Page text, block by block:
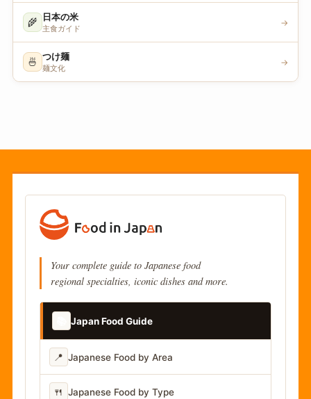
🌾 日本の米
主食ガイド
→
🍜 つけ麺
麺文化
→
Your complete guide to Japanese food
regional specialties, iconic dishes and more.
Japan Food Guide
📍 Japanese Food by Area
🍴 Japanese Food by Type